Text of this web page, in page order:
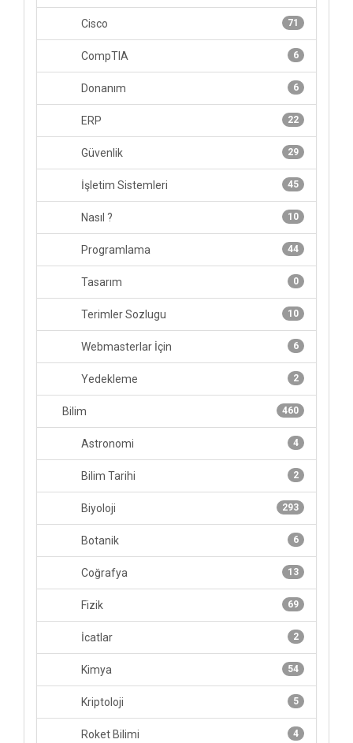
71
Cisco
6
CompTIA
6
Donanım
22
ERP
29
Güvenlik
45
İşletim Sistemleri
10
Nasıl ?
44
Programlama
0
Tasarım
10
Terimler Sozlugu
6
Webmasterlar İçin
2
Yedekleme
460
Bilim
4
Astronomi
2
Bilim Tarihi
293
Biyoloji
6
Botanik
13
Coğrafya
69
Fizik
2
İcatlar
54
Kimya
5
Kriptoloji
4
Roket Bilimi